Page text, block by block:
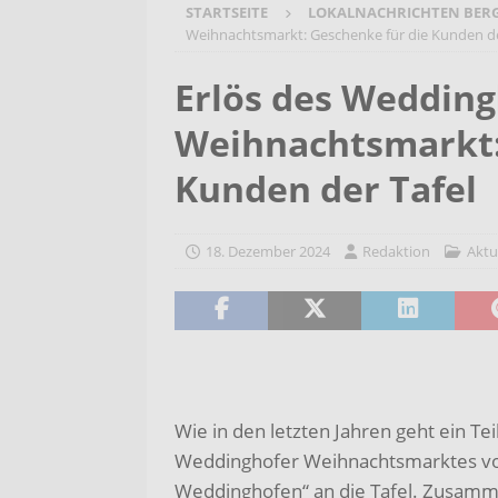
[ 7. August 2026 ]
Bergehalde „Großes Holz“
[ 6. August 2026 ] Pflege- und
AKTUELLES
Holzbildhauerei sichern!
STARTSEITE LOKALNACHRICHTEN
Weihnachtsmarkt: Geschenke für die Kunden
Erlös des
Kunden der Tafel
18. Dezember 2024 Redaktion
Wie in den letzten Jahren geht ein
Weddinghofer Weihnachtsmarktes
Weddinghofen“ an die Tafel.